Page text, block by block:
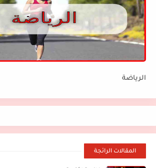
الرياضة
المقالات الرائجة